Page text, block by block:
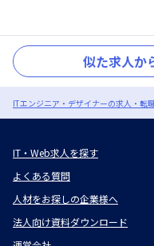
似た求人か
ITエンジニア・デザイナーの求人・転
IT・Web求人を探す
よくある質問
人材をお探しの企業様へ
法人向け資料ダウンロード